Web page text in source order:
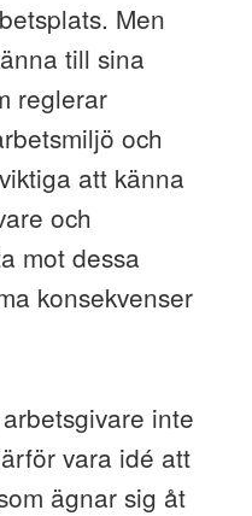
Men
till sina
reglerar
och
att känna
och
mot dessa
konsekvenser
inte
vara idé att
ägnar sig åt